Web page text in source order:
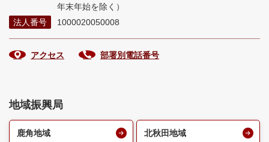
年末年始を除く）
法人番号
1000020050008
アクセス 部署別電話番号
地域振興局
鹿角地域 北秋田地域